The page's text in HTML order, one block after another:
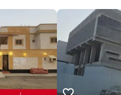
320205037764
جنوبية شرقية